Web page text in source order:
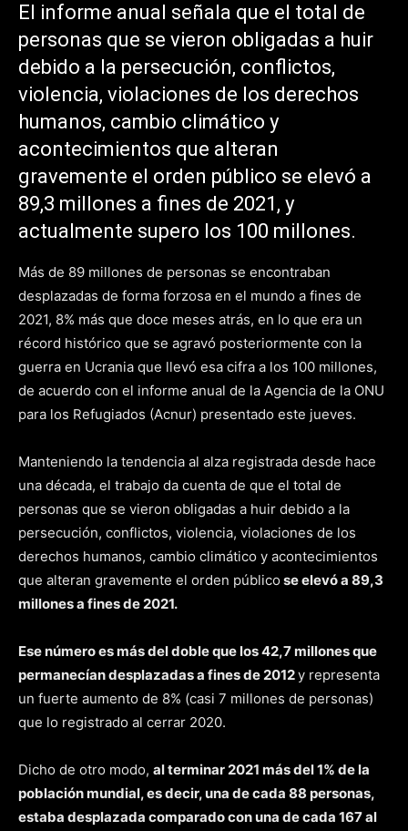
El informe anual señala que el total de
personas que se vieron obligadas a huir
debido a la persecución, conflictos,
violencia, violaciones de los derechos
humanos, cambio climático y
acontecimientos que alteran
gravemente el orden público se elevó a
89,3 millones a fines de 2021, y
actualmente supero los 100 millones.
Más de 89 millones de personas se encontraban
desplazadas de forma forzosa en el mundo a fines de
2021, 8% más que doce meses atrás, en lo que era un
récord histórico que se agravó posteriormente con la
guerra en Ucrania que llevó esa cifra a los 100 millones,
de acuerdo con el informe anual de la Agencia de la ONU
para los Refugiados (Acnur) presentado este jueves.
Manteniendo la tendencia al alza registrada desde hace
una década, el trabajo da cuenta de que el total de
personas que se vieron obligadas a huir debido a la
persecución, conflictos, violencia, violaciones de los
derechos humanos, cambio climático y acontecimientos
que alteran gravemente el orden público se elevó a 89,3
millones a fines de 2021.
Ese número es más del doble que los 42,7 millones que
permanecían desplazadas a fines de 2012y representa
un fuerte aumento de 8% (casi 7 millones de personas)
que lo registrado al cerrar 2020.
Dicho de otro modo, al terminar 2021 más del 1% de la
población mundial, es decir, una de cada 88 personas,
estaba desplazada comparado con una de cada 167 al